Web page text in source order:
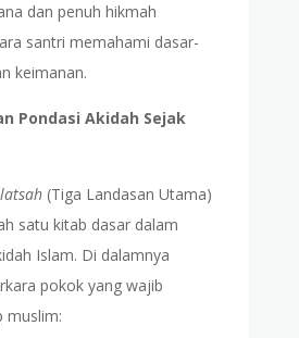
dan penuh hikmah
santri memahami dasar-
keimanan.
Pondasi Akidah Sejak
(Tiga Landasan Utama)
satu kitab dasar dalam
Islam. Di dalamnya
pokok yang wajib
muslim: